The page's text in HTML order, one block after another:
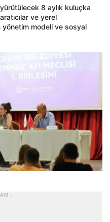
yürütülecek 8 aylık kuluçka
ve yerel
yönetim modeli ve sosyal
-